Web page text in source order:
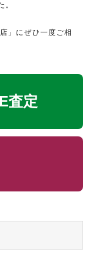
」にぜひ一度ご相
査定